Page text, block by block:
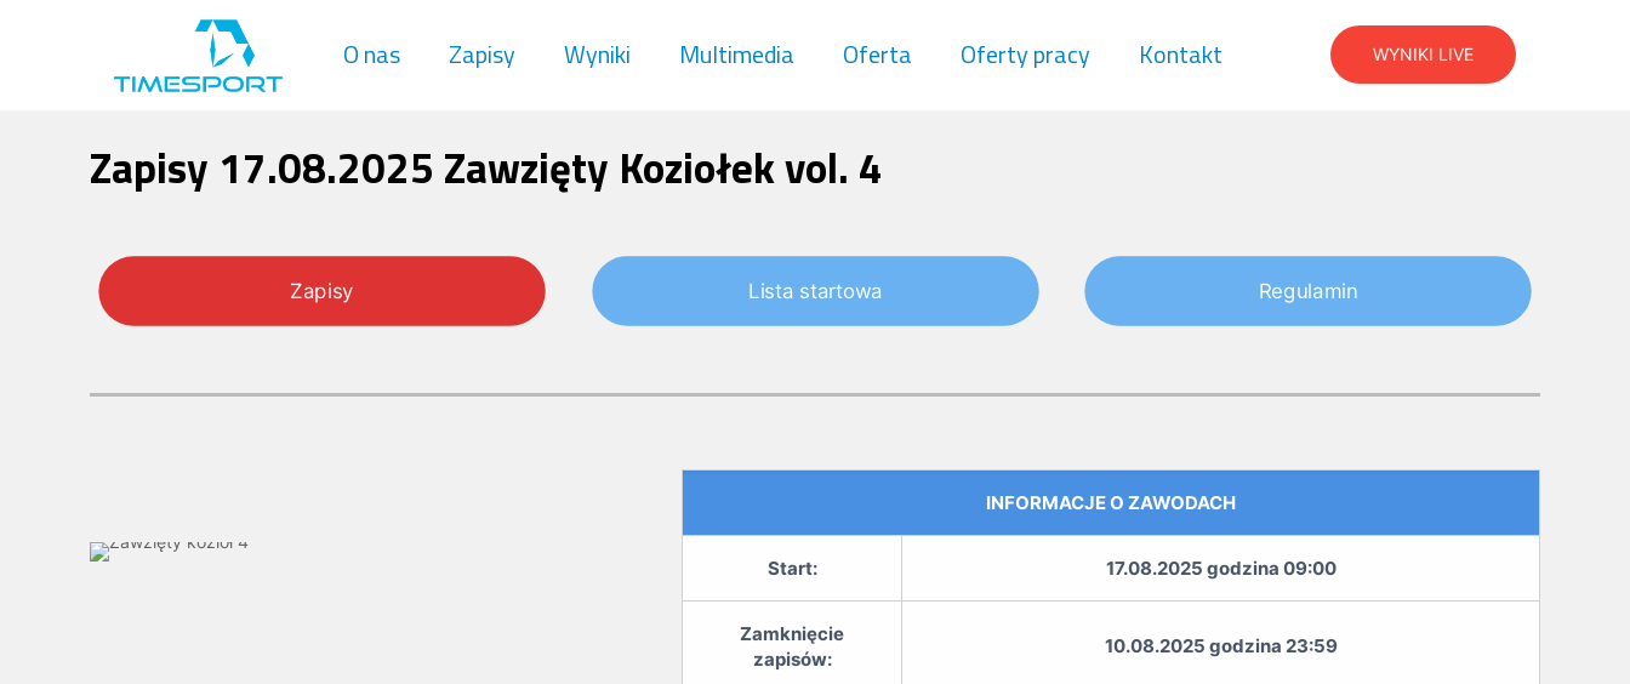
O nas Zapisy Wyniki Multimedia Oferta Oferty pracy Kontakt WYNIKI LIVE
Zapisy 17.08.2025 Zawzięty Koziołek vol. 4
Zapisy Lista startowa Regulamin
INFORMACJE O ZAWODACH
Start: 17.08.2025 godzina 09:00
Zamknięcie
zapisów:
10.08.2025 godzina 23:59